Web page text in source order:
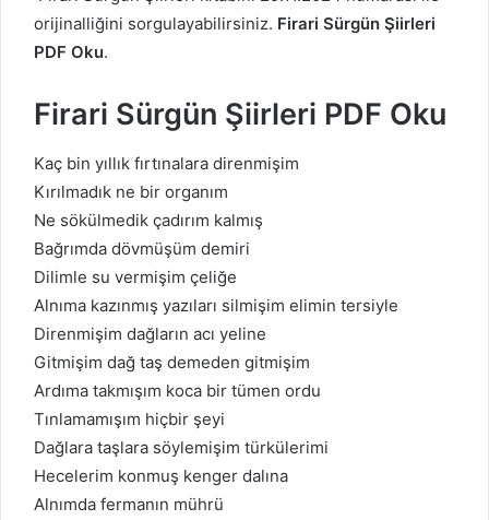
orijinalliğini sorgulayabilirsiniz. Firari Sürgün Şiirleri
PDF Oku.
Firari Sürgün Şiirleri PDF Oku
Kaç bin yıllık fırtınalara direnmişim
Kırılmadık ne bir organım
Ne sökülmedik çadırım kalmış
Bağrımda dövmüşüm demiri
Dilimle su vermişim çeliğe
Alnıma kazınmış yazıları silmişim elimin tersiyle
Direnmişim dağların acı yeline
Gitmişim dağ taş demeden gitmişim
Ardıma takmışım koca bir tümen ordu
Tınlamamışım hiçbir şeyi
Dağlara taşlara söylemişim türkülerimi
Hecelerim konmuş kenger dalına
Alnımda fermanın mührü